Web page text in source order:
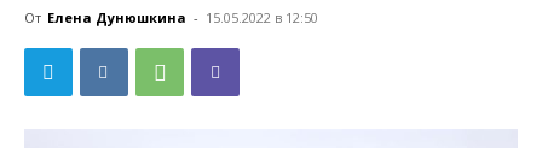
От Елена Дунюшкина - 15.05.2022 в 12:50